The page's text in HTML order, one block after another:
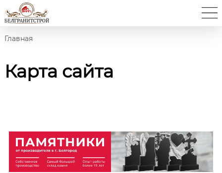
Главная
Карта сайта